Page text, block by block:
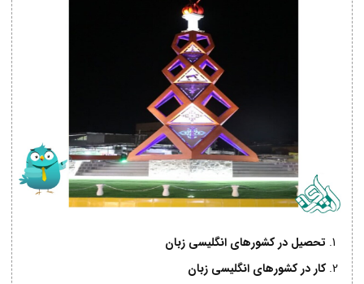
تحصیل در کشورهای انگلیسی زبان
کار در کشورهای انگلیسی زبان